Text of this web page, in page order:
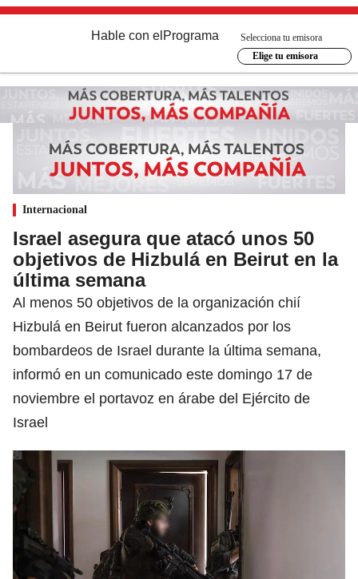
Hable con el Programa
Selecciona tu emisora
Elige tu emisora
Internacional
Israel asegura que atacó unos 50
objetivos de Hizbulá en Beirut en la
última semana
Al menos 50 objetivos de la organización chií
Hizbulá en Beirut fueron alcanzados por los
bombardeos de Israel durante la última semana,
informó en un comunicado este domingo 17 de
noviembre el portavoz en árabe del Ejército de
Israel